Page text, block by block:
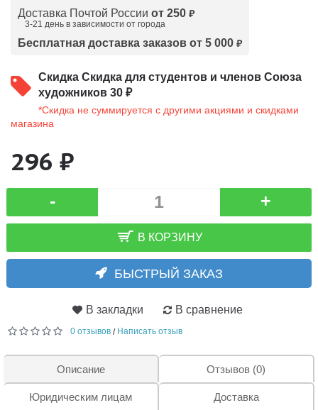
Доставка Почтой России от 250 ₽
3-21 день в зависимости от города
Бесплатная доставка заказов от 5 000 ₽
Скидка Скидка для студентов и членов Союза
художников 30 ₽
*Скидка не суммируется с другими акциями и скидками
магазина
296 ₽
- +
В КОРЗИНУ
БЫСТРЫЙ ЗАКАЗ
В закладки В сравнение
0 отзывов / Написать отзыв
Описание Отзывов (0)
Юридическим лицам Доставка